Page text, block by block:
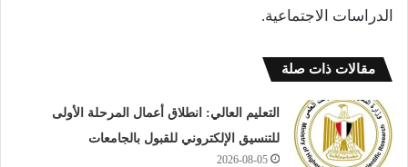
الدراسات الاجتماعية.
مقالات ذات صلة
التعليم العالي: انطلاق أعمال المرحلة الأولى
للتنسيق الإلكتروني للقبول بالجامعات
2026-08-05